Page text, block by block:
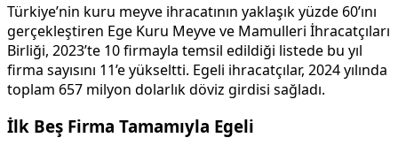
Türkiye’nin kuru meyve ihracatının yaklaşık yüzde 60’ını
gerçekleştiren Ege Kuru Meyve ve Mamulleri İhracatçıları
Birliği, 2023’te 10 firmayla temsil edildiği listede bu yıl
firma sayısını 11’e yükseltti. Egeli ihracatçılar, 2024 yılında
toplam 657 milyon dolarlık döviz girdisi sağladı.
İlk Beş Firma Tamamıyla Egeli